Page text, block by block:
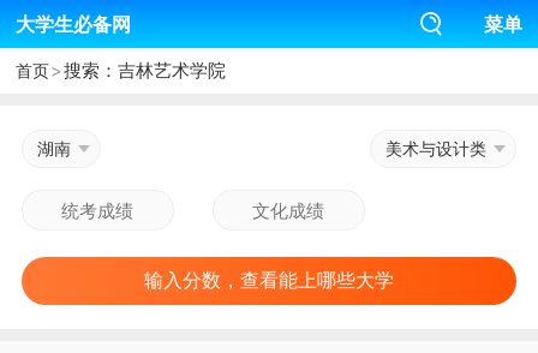
大学生必备网 菜单
首页>搜索：吉林艺术学院
湖南 美术与设计类
输入分数，查看能上哪些大学